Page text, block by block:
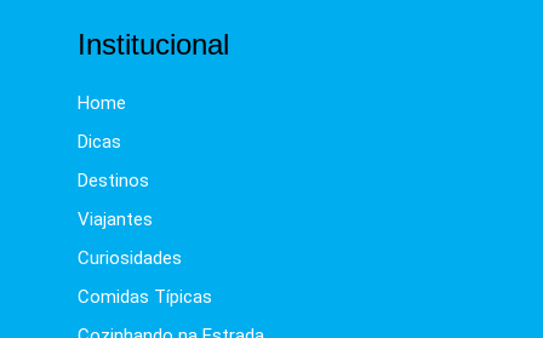
Institucional
Home
Dicas
Destinos
Viajantes
Curiosidades
Comidas Típicas